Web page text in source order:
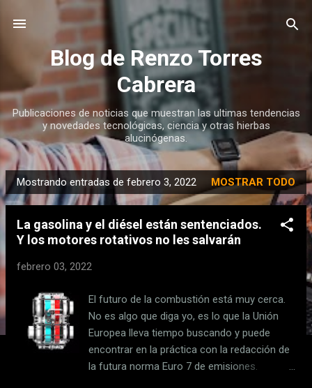
Ir al contenido principal
Blog de Renzo Torres
Cabrera
Publicaciones de noticias que muestran las ultimas tendencias
y novedades tecnológicas, ciencia y otras hierbas
alucinógenas.
E
n
Mostrando entradas de febrero 3, 2022 MOSTRAR TODO
La gasolina y el diésel están sentenciados.
Y los motores rotativos no les salvarán
febrero 03, 2022
El futuro de la combustión está muy cerca.
No es algo que diga yo, es lo que la Unión
Europea lleva tiempo buscando y puede
encontrar en la práctica con la redacción de
la futura norma Euro 7 de emisiones.